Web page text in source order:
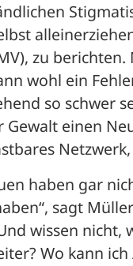
zu
wohl ein
so schwer
Gewalt einen
haben gar
sagt
wissen nicht,
Wo kann